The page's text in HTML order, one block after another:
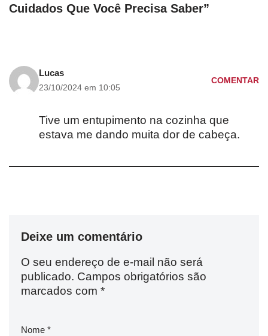
Cuidados Que Você Precisa Saber”
Lucas
23/10/2024 em 10:05
COMENTAR
Tive um entupimento na cozinha que
estava me dando muita dor de cabeça.
Deixe um comentário
O seu endereço de e-mail não será
publicado. Campos obrigatórios são
marcados com *
Nome *